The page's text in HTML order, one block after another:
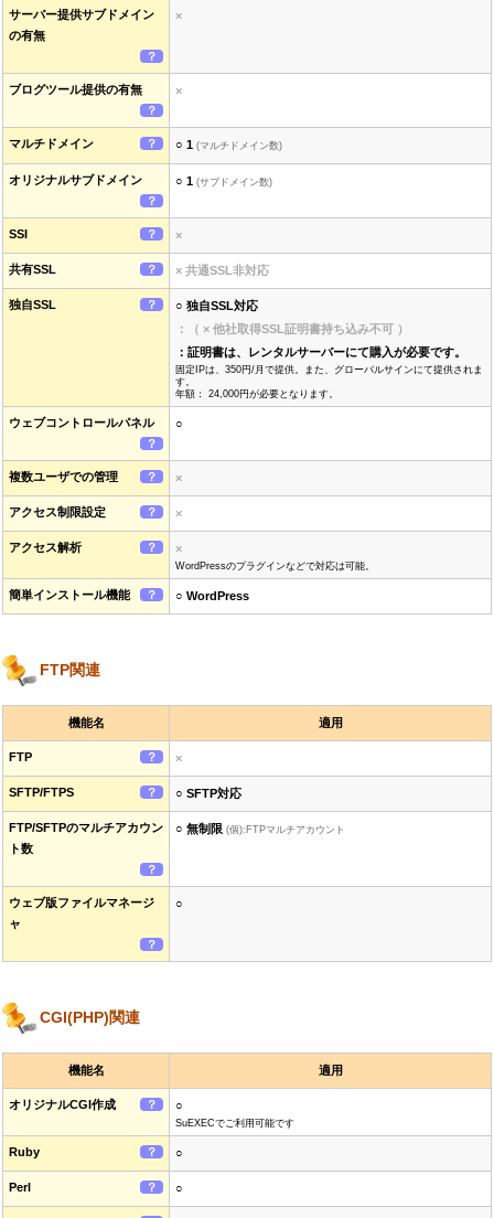
サーバー提供サブドメイン
の有無
？
×
ブログツール提供の有無
？
×
マルチドメイン ？ ○ 1 (マルチドメイン数)
オリジナルサブドメイン
？
○ 1 (サブドメイン数)
SSI ？ ×
共有SSL ？ × 共通SSL非対応
独自SSL ？
○ 独自SSL対応
：（ × 他社取得SSL証明書持ち込み不可 ）
：証明書は、レンタルサーバーにて購入が必要です。
固定IPは、350円/月で提供。また、グローバルサインにて提供されま
す。
年額： 24,000円が必要となります。
ウェブコントロールパネル
？
○
複数ユーザでの管理 ？ ×
アクセス制限設定 ？ ×
アクセス解析 ？ ×
WordPressのプラグインなどで対応は可能。
簡単インストール機能 ？ ○ WordPress
FTP関連
機能名 適用
FTP ？ ×
SFTP/FTPS ？ ○ SFTP対応
FTP/SFTPのマルチアカウン
ト数
？
○ 無制限 (個):FTPマルチアカウント
ウェブ版ファイルマネージ
ャ
？
○
CGI(PHP)関連
機能名 適用
オリジナルCGI作成 ？ ○
SuEXECでご利用可能です
Ruby ？ ○
Perl ？ ○